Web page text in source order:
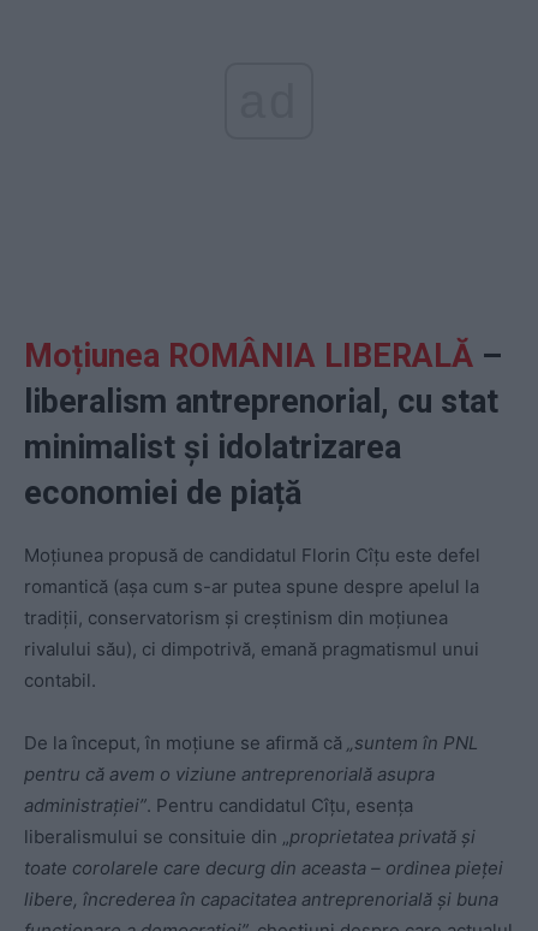
Moțiunea ROMÂNIA LIBERALĂ –
liberalism antreprenorial, cu stat
minimalist și idolatrizarea
economiei de piață
Moțiunea propusă de candidatul Florin Cîțu este defel
romantică (așa cum s-ar putea spune despre apelul la
tradiții, conservatorism și creștinism din moțiunea
rivalului său), ci dimpotrivă, emană pragmatismul unui
contabil.
De la început, în moțiune se afirmă că „suntem în PNL
pentru că avem o viziune antreprenorială asupra
administrației”. Pentru candidatul Cîțu, esența
liberalismului se consituie din „ proprietatea privată și
toate corolarele care decurg din aceasta – ordinea pieței
libere, încrederea în capacitatea antreprenorială și buna